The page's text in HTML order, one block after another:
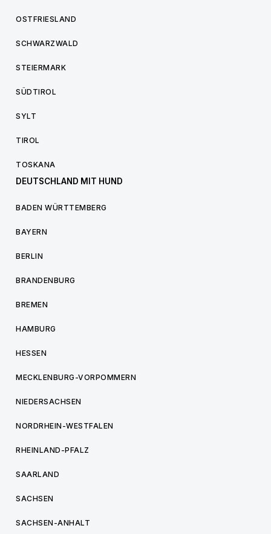
OSTFRIESLAND
SCHWARZWALD
STEIERMARK
SÜDTIROL
SYLT
TIROL
TOSKANA
DEUTSCHLAND MIT HUND
BADEN WÜRTTEMBERG
BAYERN
BERLIN
BRANDENBURG
BREMEN
HAMBURG
HESSEN
MECKLENBURG-VORPOMMERN
NIEDERSACHSEN
NORDRHEIN-WESTFALEN
RHEINLAND-PFALZ
SAARLAND
SACHSEN
SACHSEN-ANHALT